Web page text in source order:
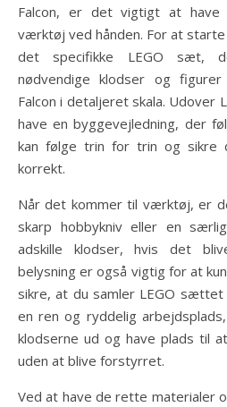
Falcon, er det vigtigt at
værktøj ved hånden. For at
det specifikke LEGO sæt,
nødvendige klodser og
Falcon i detaljeret skala. Udover
have en byggevejledning, der
kan følge trin for trin og sikre
korrekt.
Når det kommer til værktøj, er
skarp hobbykniv eller en
adskille klodser, hvis det
belysning er også vigtig for at
sikre, at du samler LEGO
en ren og ryddelig
klodserne ud og have plads til
uden at blive forstyrret.
Ved at have de rette materialer